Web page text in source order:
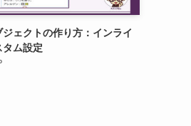
ェクトの作り方：インライ
ム設定